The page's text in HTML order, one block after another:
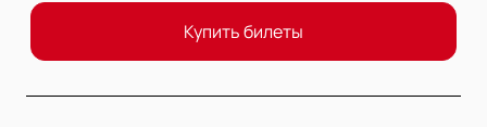
Купить билеты